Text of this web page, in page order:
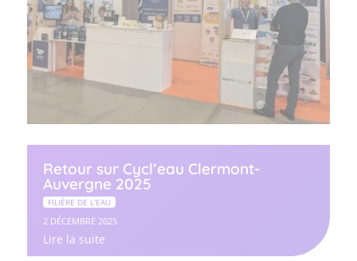
Retour sur Cycl’eau Clermont-
Auvergne 2025
FILIÈRE DE L'EAU
2 DÉCEMBRE 2025
Lire la suite